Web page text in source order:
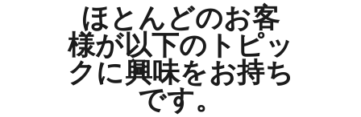
ほとんどのお客
様が以下のトピッ
クに興味をお持ち
です。